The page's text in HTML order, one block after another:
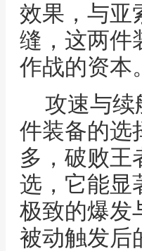
效果，与亚
缝，这两件
作战的资本。
攻速与续
件装备的选
多，破败王
选，它能显
极致的爆发
被动触发后